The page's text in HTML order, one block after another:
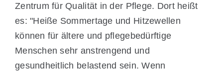
Zentrum für Qualität in der Pflege. Dort heißt
es: "Heiße Sommertage und Hitzewellen
können für ältere und pflegebedürftige
Menschen sehr anstrengend und
gesundheitlich belastend sein. Wenn